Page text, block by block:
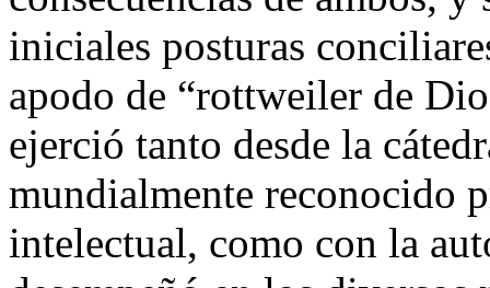
iniciales posturas
apodo de “rottweiler de
ejerció tanto desde la
mundialmente reconocido
intelectual, como con la